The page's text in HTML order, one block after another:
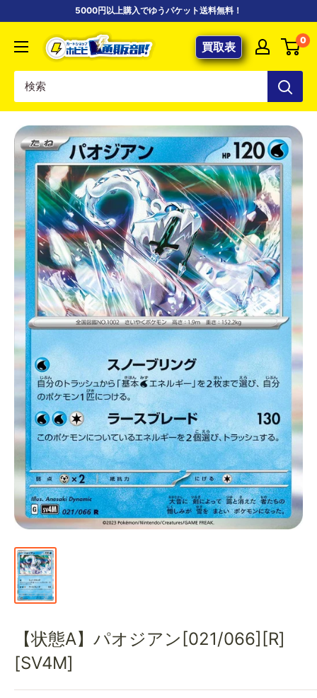
5000円以上購入でゆうパケット送料無料！
【ポ
ケ
専
門
店】
カ
ー
ド
シ
ョ
ッ
プ
ホ
ビ
ビ
通
販
部
買取表 0
【状態A】パオジアン[021/066][R]
[SV4M]